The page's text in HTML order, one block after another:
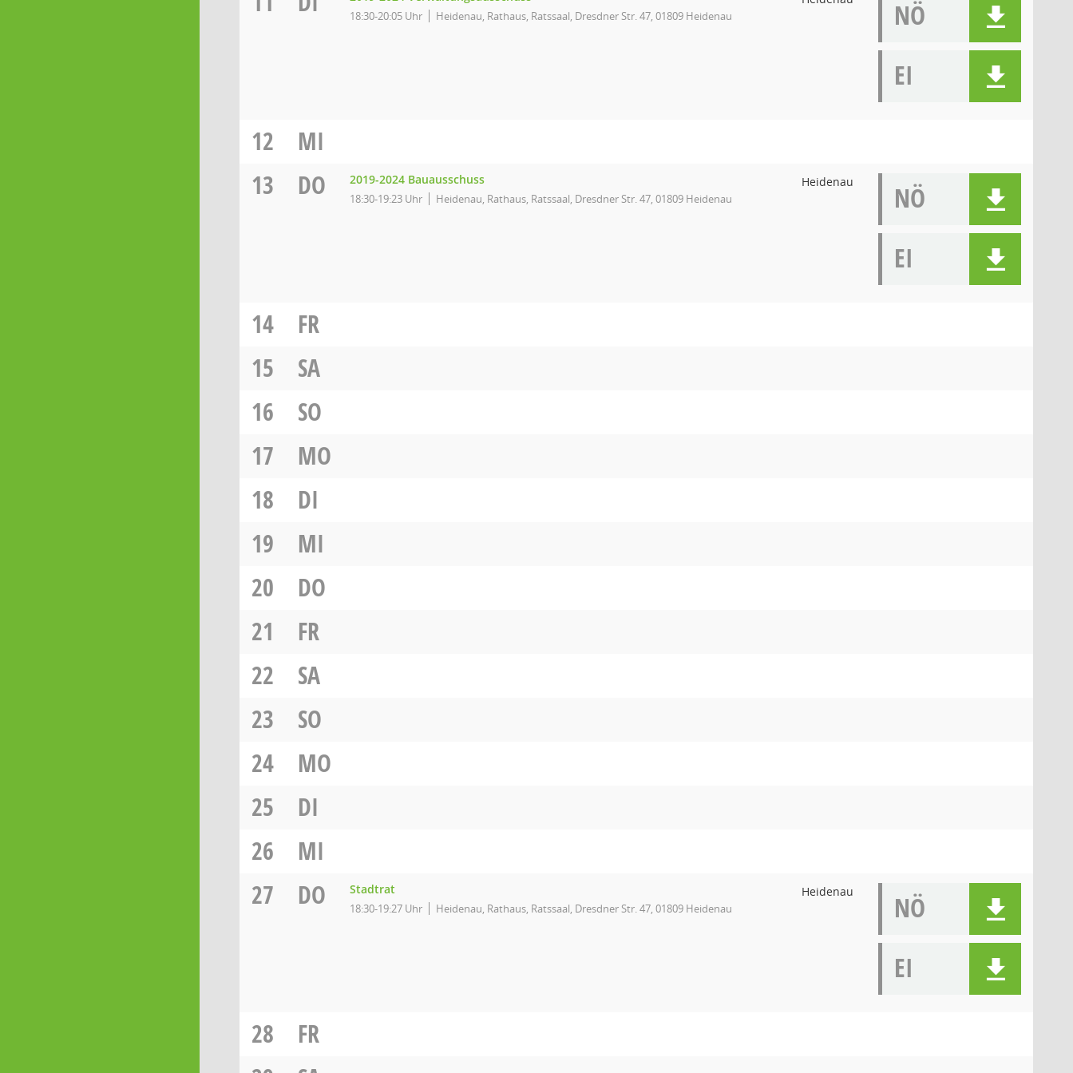
18:30-20:05 Uhr Heidenau, Rathaus, Ratssaal, Dresdner Str. 47, 01809 Heidenau
NÖ
EI
12
MI
13
DO 2019-2024 Bauausschuss
18:30-19:23 Uhr Heidenau, Rathaus, Ratssaal, Dresdner Str. 47, 01809 Heidenau
Heidenau
NÖ
EI
14
FR
15
SA
16
SO
17
MO
18
DI
19
MI
20
DO
21
FR
22
SA
23
SO
24
MO
25
DI
26
MI
27
DO Stadtrat
18:30-19:27 Uhr Heidenau, Rathaus, Ratssaal, Dresdner Str. 47, 01809 Heidenau
Heidenau
NÖ
EI
28
FR